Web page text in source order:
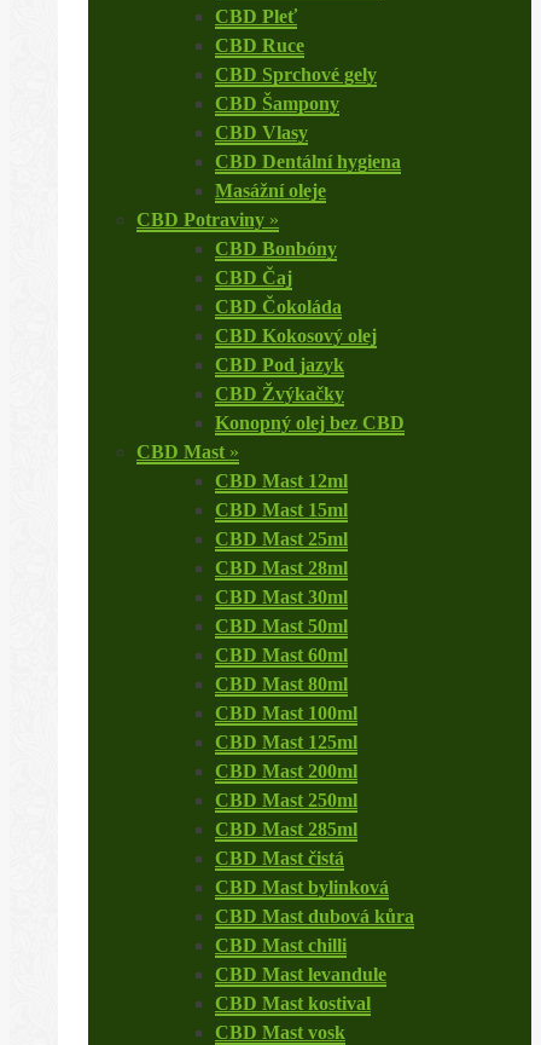
CBD Pleť
CBD Ruce
CBD Sprchové gely
CBD Šampony
CBD Vlasy
CBD Dentální hygiena
Masážní oleje
CBD Potraviny »
CBD Bonbóny
CBD Čaj
CBD Čokoláda
CBD Kokosový olej
CBD Pod jazyk
CBD Žvýkačky
Konopný olej bez CBD
CBD Mast »
CBD Mast 12ml
CBD Mast 15ml
CBD Mast 25ml
CBD Mast 28ml
CBD Mast 30ml
CBD Mast 50ml
CBD Mast 60ml
CBD Mast 80ml
CBD Mast 100ml
CBD Mast 125ml
CBD Mast 200ml
CBD Mast 250ml
CBD Mast 285ml
CBD Mast čistá
CBD Mast bylinková
CBD Mast dubová kůra
CBD Mast chilli
CBD Mast levandule
CBD Mast kostival
CBD Mast vosk